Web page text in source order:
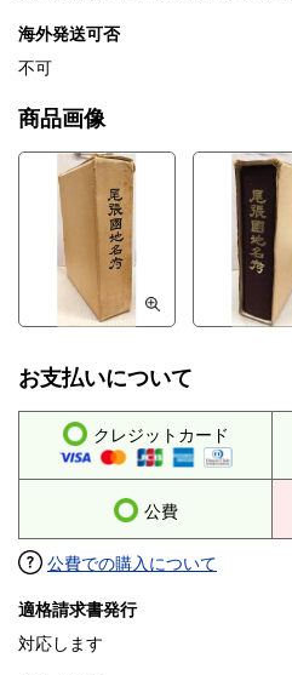
海外発送可否
不可
商品画像
お支払いについて
クレジットカード
公費
公費での購入について
適格請求書発行
対応します